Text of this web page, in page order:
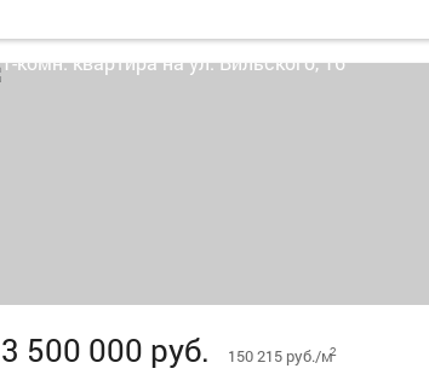
3 500 000 руб. 150 215 руб./м2